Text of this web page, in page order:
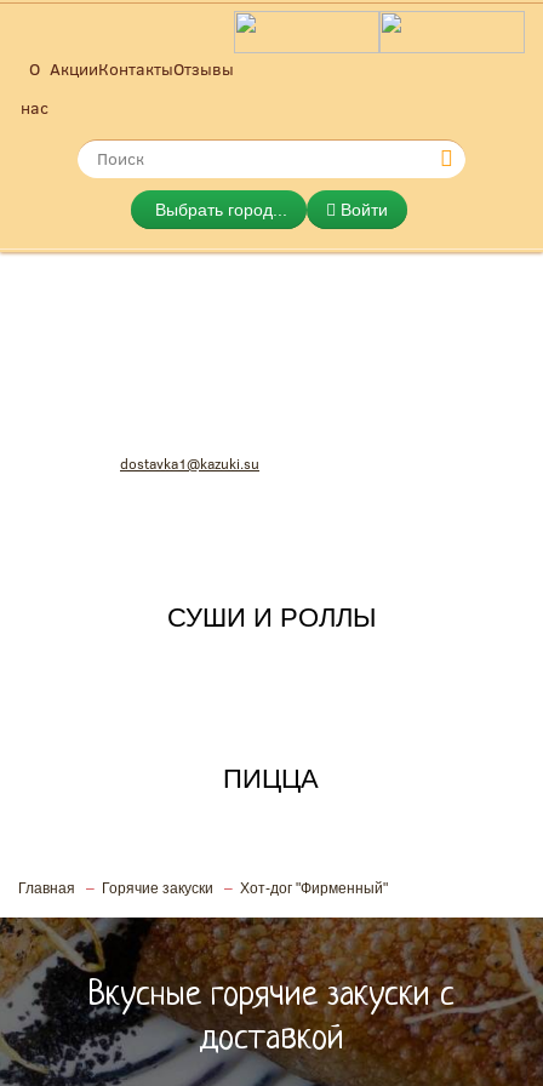
О
нас
АкцииКонтактыОтзывы
Выбрать город... Войти
кухня
dostavka1@kazuki.su
СУШИ И РОЛЛЫ
ПИЦЦА
Главная Горячие закуски Хот-дог "Фирменный"
Вкусные горячие закуски с
доставкой